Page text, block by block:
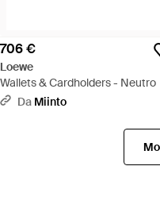
706 €
Loewe
Wallets & Cardholders - Neutro
Da Miinto